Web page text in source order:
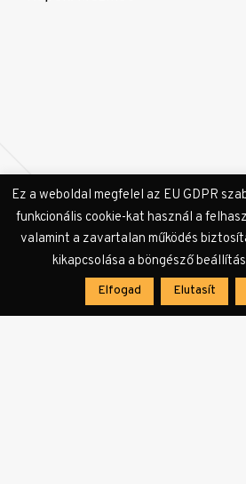
Címkék: Cinefest Fliegauf Bence
premier
Ez a weboldal megfelel az EU GDPR
funkcionális cookie-kat használ a
valamint a zavartalan működés
kikapcsolása a böngésző
Elfogad Elutasít